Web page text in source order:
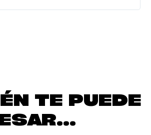
TE PUEDE